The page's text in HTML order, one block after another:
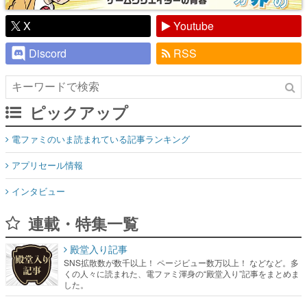
X
Youtube
Discord
RSS
ピックアップ
電ファミのいま読まれている記事ランキング
アプリセール情報
インタビュー
連載・特集一覧
殿堂入り記事
SNS拡散数が数千以上！ ページビュー数万以上！ などなど。多
くの人々に読まれた、電ファミ渾身の“殿堂入り”記事をまとめま
した。